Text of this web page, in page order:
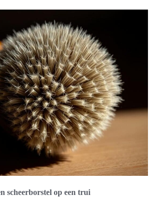
scheerborstel op een trui